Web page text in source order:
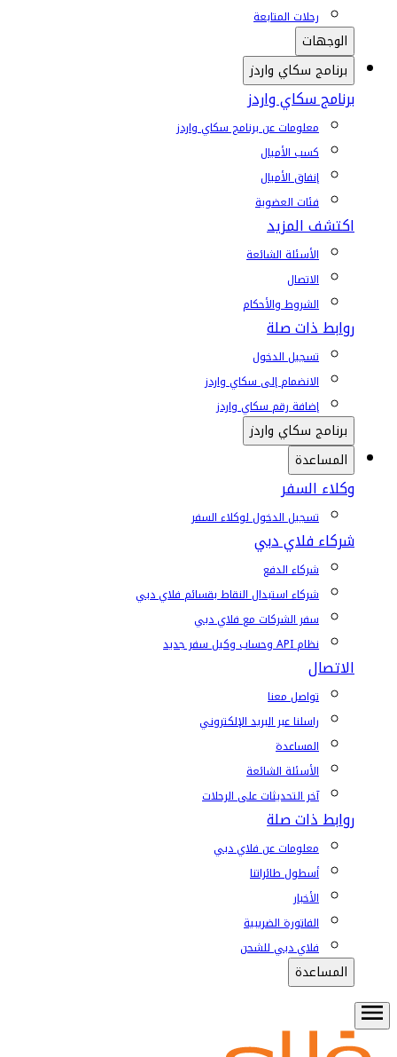
رحلات المتابعة
الوجهات
برنامج سكاي واردز
برنامج سكاي واردز
معلومات عن برنامج سكاي واردز
كسب الأميال
إنفاق الأميال
فئات العضوية
اكتشف المزيد
الأسئلة الشائعة
الاتصال
الشروط والأحكام
روابط ذات صلة
تسجيل الدخول
الانضمام إلى سكاي واردز
إضافة رقم سكاي واردز
برنامج سكاي واردز
المساعدة
وكلاء السفر
تسجيل الدخول لوكلاء السفر
شركاء فلاي دبي
شركاء الدفع
شركاء استبدال النقاط بقسائم فلاي دبي
سفر الشركات مع فلاي دبي
نظام API وحساب وكيل سفر جديد
الاتصال
تواصل معنا
راسلنا عبر البريد الإلكتروني
المساعدة
الأسئلة الشائعة
آخر التحديثات على الرحلات
روابط ذات صلة
معلومات عن فلاي دبي
أسطول طائراتنا
الأخبار
الفاتورة الضريبية
فلاي دبي للشحن
المساعدة